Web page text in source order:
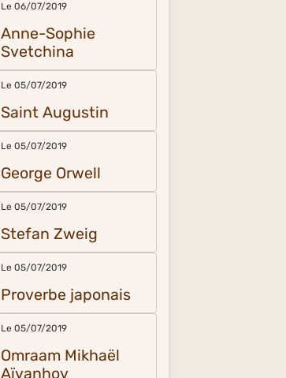
Le 06/07/2019
Anne-Sophie
Svetchina
Le 05/07/2019
Saint Augustin
Le 05/07/2019
George Orwell
Le 05/07/2019
Stefan Zweig
Le 05/07/2019
Proverbe japonais
Le 05/07/2019
Omraam Mikhaël
Aïvanhov